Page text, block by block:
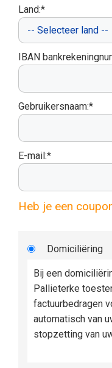
Land:*
IBAN
Gebruikersnaam:*
E-mail:*
Heb je een
Domiciliëring
Bij een
Pallieterke
factuurbedragen
automatisch van
stopzetting van